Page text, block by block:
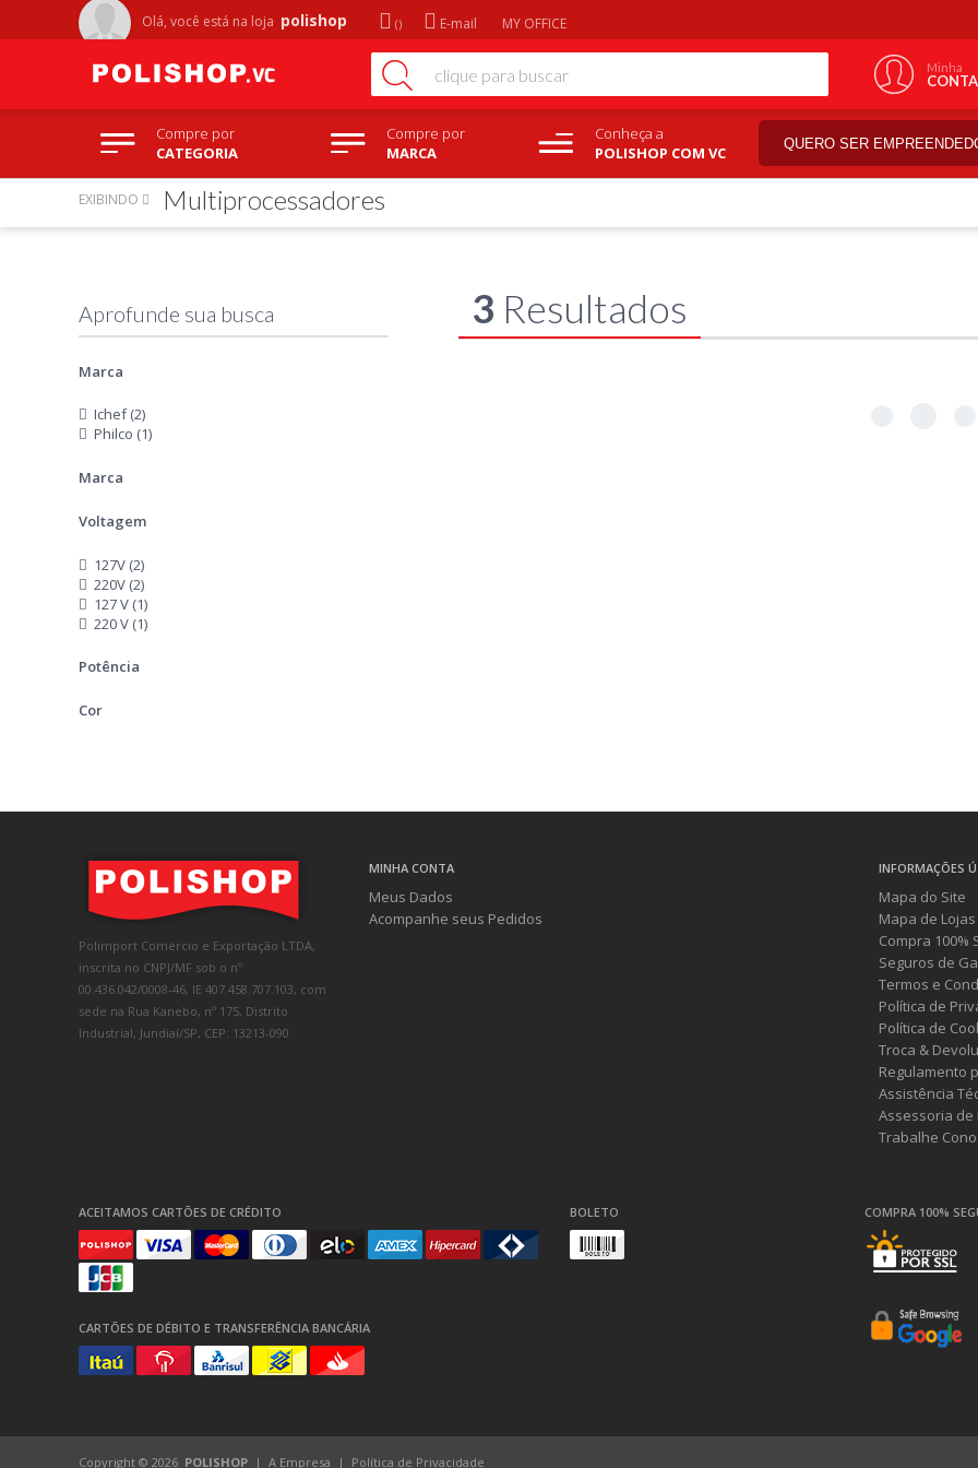
Olá, você está na loja polishop E-mail MY OFFICE
Minha
CONTA
Compre por
CATEGORIA
Compre por
MARCA
Conheça a
POLISHOP COM VC
QUERO SER
Marca
Ichef (2)
Philco (1)
Marca
Voltagem
127V (2)
220V (2)
127 V (1)
220 V (1)
Potência
Cor
EXIBINDO Multiprocessadores
3 Resultados
Polimport Comércio e Exportação LTDA,
inscrita no CNPJ/MF sob o nº
00.436.042/0008-46, IE 407.458.707.103, com
sede na Rua Kanebo, nº 175, Distrito
Industrial, Jundiaí/SP, CEP: 13213-090
MINHA CONTA
Meus Dados
Acompanhe seus Pedidos
INFORMAÇÕES
Mapa do Site
Mapa de Lojas
Compra 100%
Seguros de
Termos e
Política de
Política de
Troca &
Regulamento
Assistência
Assessoria de
Trabalhe
ACEITAMOS CARTÕES DE CRÉDITO
CARTÕES DE DÉBITO E TRANSFERÊNCIA BANCÁRIA
BOLETO COMPRA 100%
Copyright © 2026 POLISHOP A Empresa Política de Privacidade